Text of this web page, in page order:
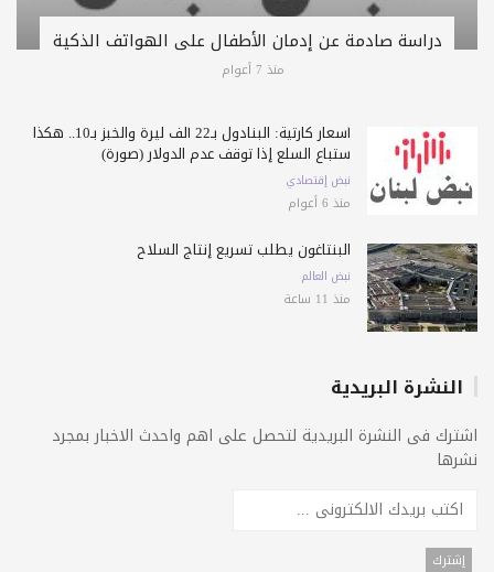
دراسة صادمة عن إدمان الأطفال على الهواتف الذكية
منذ 7 أعوام
أسعار كارثية: البنادول بـ22 ألف ليرة والخبز بـ10.. هكذا
ستباع السلع إذا توقف عدم الدولار (صورة)
نبض إقتصادي
منذ 6 أعوام
البنتاغون يطلب تسريع إنتاج السلاح
نبض العالم
منذ 11 ساعة
النشرة البريدية
اشترك فى النشرة البريدية لتحصل على اهم واحدث الاخبار بمجرد
نشرها